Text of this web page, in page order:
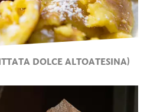
DOLCE ALTOATESINA)